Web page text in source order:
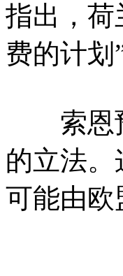
指出，荷
费的计划”
索恩预
的立法
可能由欧